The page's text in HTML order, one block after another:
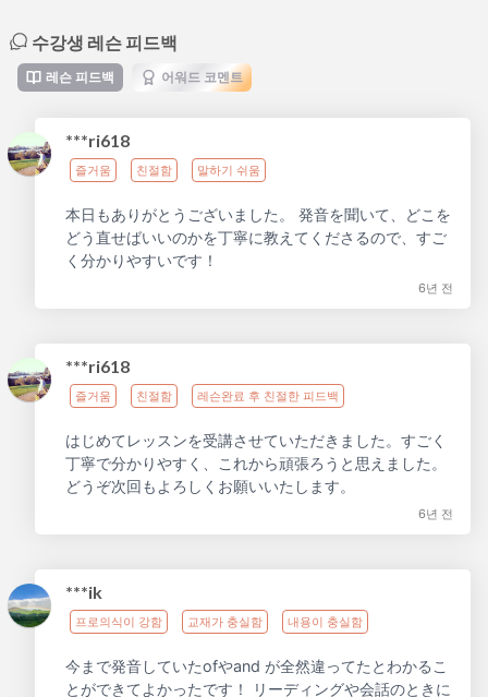
수강생 레슨 피드백
레슨 피드백 어워드 코멘트
***ri618
즐거움 친절함 말하기 쉬움
本日もありがとうございました。 発音を聞いて、どこを
どう直せばいいのかを丁寧に教えてくださるので、すご
く分かりやすいです！
6년 전
***ri618
즐거움 친절함 레슨완료 후 친절한 피드백
はじめてレッスンを受講させていただきました。すごく
丁寧で分かりやすく、これから頑張ろうと思えました。
どうぞ次回もよろしくお願いいたします。
6년 전
***ik
프로의식이 강함 교재가 충실함 내용이 충실함
今まで発音していたofやand が全然違ってたとわかるこ
とができてよかったです！ リーディングや会話のときに